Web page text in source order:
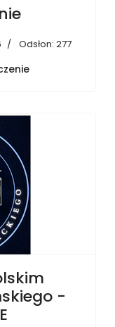
Odsłon: 277
-